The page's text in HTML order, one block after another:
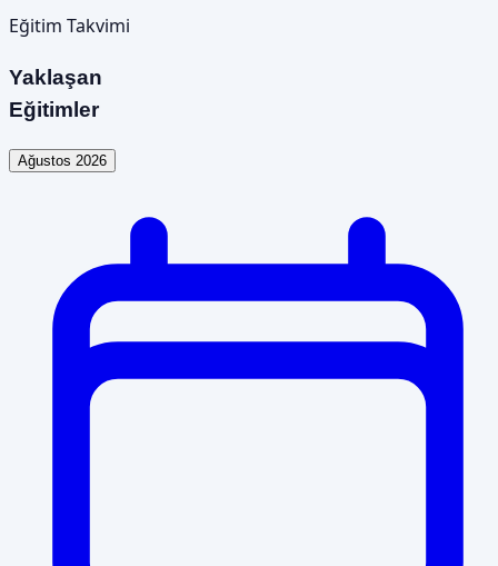
Eğitim Takvimi
Yaklaşan
Eğitimler
Ağustos 2026